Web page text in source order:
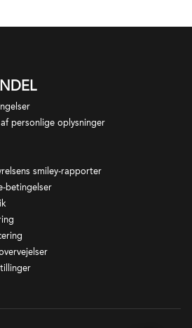
personlige oplysninger
smiley-rapporter
betingelser